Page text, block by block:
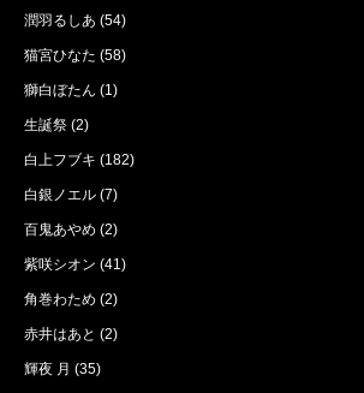
潤羽るしあ (54)
猫宮ひなた (58)
獅白ぼたん (1)
生誕祭 (2)
白上フブキ (182)
白銀ノエル (7)
百鬼あやめ (2)
紫咲シオン (41)
角巻わため (2)
赤井はあと (2)
輝夜 月 (35)